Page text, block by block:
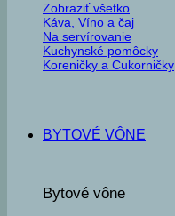
Zobraziť všetko
Káva, Víno a čaj
Na servírovanie
Kuchynské pomôcky
Koreničky a Cukorničky
BYTOVÉ VÔNE
Bytové vône